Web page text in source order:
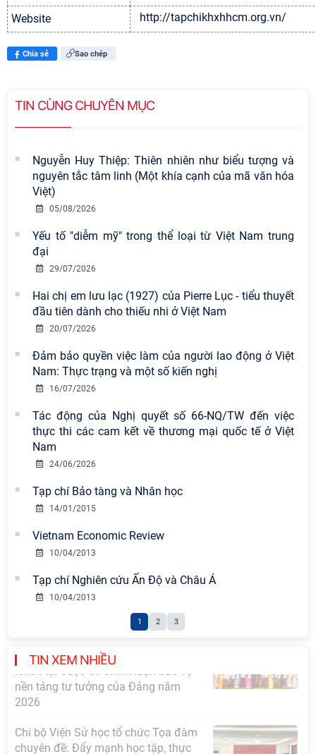
Website http://tapchikhxhhcm.org.vn/
Chia sẻ Sao chép
TIN CÙNG CHUYÊN MỤC
Nguyễn Huy Thiệp: Thiên nhiên như biểu tượng và
nguyên tắc tâm linh (Một khía cạnh của mã văn hóa
Việt)
05/08/2026
Yếu tố "diễm mỹ" trong thể loại từ Việt Nam trung
đại
29/07/2026
Hai chị em lưu lạc (1927) của Pierre Lục - tiểu thuyết
đầu tiên dành cho thiếu nhi ở Việt Nam
20/07/2026
Đảm bảo quyền việc làm của người lao động ở Việt
Nam: Thực trạng và một số kiến nghị
16/07/2026
Tác động của Nghị quyết số 66-NQ/TW đến việc
thực thi các cam kết về thương mại quốc tế ở Việt
Nam
24/06/2026
Tạp chí Bảo tàng và Nhân học
14/01/2015
Vietnam Economic Review
10/04/2013
Tạp chí Nghiên cứu Ấn Độ và Châu Á
10/04/2013
1 2 3
TIN XEM NHIỀU
Viện Hàn lâm Khoa học xã hội Việt
Nam có 02 tác phẩm đạt giải khuyến
khích tại Cuộc thi chính luận bảo vệ
2026
Chi bộ Viện Sử học tổ chức Tọa đàm
chuyên đề: Đẩy mạnh học tập, thực
hành tư tưởng, đạo đức, phương
pháp, phong cách Hồ Chí Minh trong
giai đoạn phát triển mới
Hội thảo khoa học quốc tế “Không
gian phát triển Việt Nam trong kỷ
nguyên mới: Định hướng chiến lược
và lựa chọn chính sách” sẽ diễn ra
vào thứ ba, ngày 28/7/2026
những kinh nghiệm quan trọng của
Đảng Cộng sản Trung Quốc và Đảng
sự nghiệp xây dựng chủ nghĩa xã hội
Hội nghị Lãnh đạo Viện Hàn lâm
Khoa học xã hội Việt Nam làm việc
khoa học và công nghệ trọng điểm
cấp Bộ
Hội thảo khoa học "Kinh tế Việt Nam
động lực và triển vọng phát triển"